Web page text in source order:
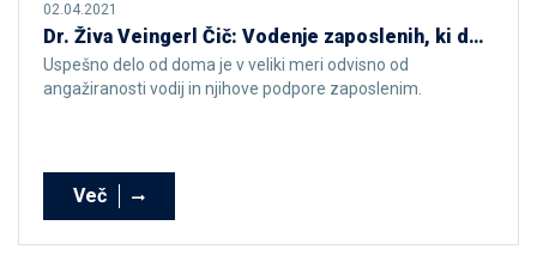
02.04.2021
Dr. Živa Veingerl Čič: Vodenje zaposlenih, ki delajo od doma
Uspešno delo od doma je v veliki meri odvisno od
angažiranosti vodij in njihove podpore zaposlenim.
Več